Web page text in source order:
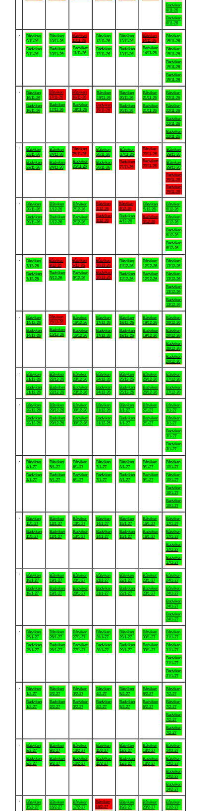
Badviken
8/11-26
Badviken
8/11-26
Båtviken
9/11-26
Badviken
9/11-26
Båtviken
10/11-26
Badviken
10/11-26
Båtviken
11/11-26
Badviken
11/11-26
Båtviken
12/11-26
Badviken
12/11-26
Båtviken
13/11-26
Badviken
13/11-26
Båtviken
14/11-26
Badviken
14/11-26
Båtviken
15/11-26
Båtviken
15/11-26
Badviken
15/11-26
Badviken
15/11-26
Båtviken
16/11-26
Badviken
16/11-26
Båtviken
17/11-26
Badviken
17/11-26
Båtviken
18/11-26
Badviken
18/11-26
Båtviken
19/11-26
Badviken
19/11-26
Båtviken
20/11-26
Badviken
20/11-26
Båtviken
21/11-26
Badviken
21/11-26
Båtviken
22/11-26
Båtviken
22/11-26
Badviken
22/11-26
Badviken
22/11-26
Båtviken
23/11-26
Badviken
23/11-26
Båtviken
24/11-26
Badviken
24/11-26
Båtviken
25/11-26
Badviken
25/11-26
Båtviken
26/11-26
Badviken
26/11-26
Båtviken
27/11-26
Badviken
27/11-26
Båtviken
28/11-26
Badviken
28/11-26
Båtviken
29/11-26
Båtviken
29/11-26
Badviken
29/11-26
Badviken
29/11-26
Båtviken
30/11-26
Badviken
30/11-26
Båtviken
1/12-26
Badviken
1/12-26
Båtviken
2/12-26
Badviken
2/12-26
Båtviken
3/12-26
Badviken
3/12-26
Båtviken
4/12-26
Badviken
4/12-26
Båtviken
5/12-26
Badviken
5/12-26
Båtviken
6/12-26
Båtviken
6/12-26
Badviken
6/12-26
Badviken
6/12-26
Båtviken
7/12-26
Badviken
7/12-26
Båtviken
8/12-26
Badviken
8/12-26
Båtviken
9/12-26
Badviken
9/12-26
Båtviken
10/12-26
Badviken
10/12-26
Båtviken
11/12-26
Badviken
11/12-26
Båtviken
12/12-26
Badviken
12/12-26
Båtviken
13/12-26
Båtviken
13/12-26
Badviken
13/12-26
Badviken
13/12-26
Båtviken
14/12-26
Badviken
14/12-26
Båtviken
15/12-26
Badviken
15/12-26
Båtviken
16/12-26
Badviken
16/12-26
Båtviken
17/12-26
Badviken
17/12-26
Båtviken
18/12-26
Badviken
18/12-26
Båtviken
19/12-26
Badviken
19/12-26
Båtviken
20/12-26
Båtviken
20/12-26
Badviken
20/12-26
Badviken
20/12-26
Båtviken
21/12-26
Badviken
21/12-26
Båtviken
22/12-26
Badviken
22/12-26
Båtviken
23/12-26
Badviken
23/12-26
Båtviken
24/12-26
Badviken
24/12-26
Båtviken
25/12-26
Badviken
25/12-26
Båtviken
26/12-26
Badviken
26/12-26
Båtviken
27/12-26
Badviken
27/12-26
Båtviken
28/12-26
Badviken
28/12-26
Båtviken
29/12-26
Badviken
29/12-26
Båtviken
30/12-26
Badviken
30/12-26
Båtviken
31/12-26
Badviken
31/12-26
Båtviken
1/1-27
Badviken
1/1-27
Båtviken
2/1-27
Badviken
2/1-27
Båtviken
3/1-27
Båtviken
3/1-27
Badviken
3/1-27
Badviken
3/1-27
Båtviken
4/1-27
Badviken
4/1-27
Båtviken
5/1-27
Badviken
5/1-27
Båtviken
6/1-27
Badviken
6/1-27
Båtviken
7/1-27
Badviken
7/1-27
Båtviken
8/1-27
Badviken
8/1-27
Båtviken
9/1-27
Badviken
9/1-27
Båtviken
10/1-27
Båtviken
10/1-27
Badviken
10/1-27
Badviken
10/1-27
Båtviken
11/1-27
Badviken
11/1-27
Båtviken
12/1-27
Badviken
12/1-27
Båtviken
13/1-27
Badviken
13/1-27
Båtviken
14/1-27
Badviken
14/1-27
Båtviken
15/1-27
Badviken
15/1-27
Båtviken
16/1-27
Badviken
16/1-27
Båtviken
17/1-27
Båtviken
17/1-27
Badviken
17/1-27
Badviken
17/1-27
Båtviken
18/1-27
Badviken
18/1-27
Båtviken
19/1-27
Badviken
19/1-27
Båtviken
20/1-27
Badviken
20/1-27
Båtviken
21/1-27
Badviken
21/1-27
Båtviken
22/1-27
Badviken
22/1-27
Båtviken
23/1-27
Badviken
23/1-27
Båtviken
24/1-27
Båtviken
24/1-27
Badviken
24/1-27
Badviken
24/1-27
Båtviken
25/1-27
Badviken
25/1-27
Båtviken
26/1-27
Badviken
26/1-27
Båtviken
27/1-27
Badviken
27/1-27
Båtviken
28/1-27
Badviken
28/1-27
Båtviken
29/1-27
Badviken
29/1-27
Båtviken
30/1-27
Badviken
30/1-27
Båtviken
31/1-27
Båtviken
31/1-27
Badviken
31/1-27
Badviken
31/1-27
Båtviken
1/2-27
Badviken
1/2-27
Båtviken
2/2-27
Badviken
2/2-27
Båtviken
3/2-27
Badviken
3/2-27
Båtviken
4/2-27
Badviken
4/2-27
Båtviken
5/2-27
Badviken
5/2-27
Båtviken
6/2-27
Badviken
6/2-27
Båtviken
7/2-27
Båtviken
7/2-27
Badviken
7/2-27
Badviken
7/2-27
Båtviken
8/2-27
Badviken
8/2-27
Båtviken
9/2-27
Badviken
9/2-27
Båtviken
10/2-27
Badviken
10/2-27
Båtviken
11/2-27
Badviken
11/2-27
Båtviken
12/2-27
Badviken
12/2-27
Båtviken
13/2-27
Badviken
13/2-27
Båtviken
14/2-27
Båtviken
14/2-27
Badviken
14/2-27
Badviken
14/2-27
Båtviken
15/2-27
Båtviken
16/2-27
Båtviken
17/2-27
Båtviken
18/2-27
Båtviken
19/2-27
Båtviken
20/2-27
Båtviken
21/2-27